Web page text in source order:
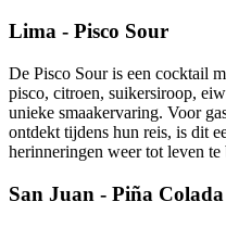
Lima - Pisco Sour
De Pisco Sour is een cocktail
pisco, citroen, suikersiroop,
unieke smaakervaring. Voor
ontdekt tijdens hun reis, is dit
herinneringen weer tot leven te
San Juan - Piña Colada